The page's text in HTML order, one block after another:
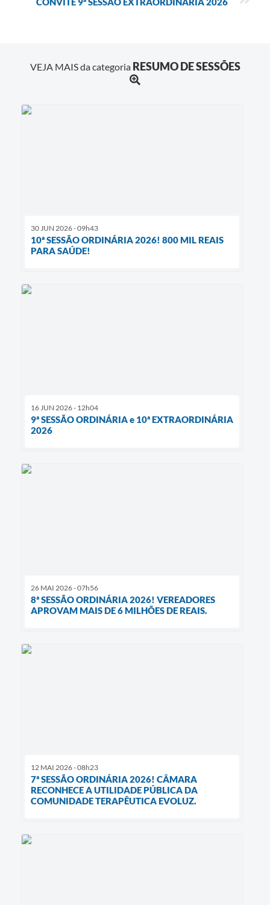
VEJA MAIS da categoria RESUMO DE SESSÕES
30 JUN 2026 - 09h43
10ª SESSÃO ORDINÁRIA 2026! 800 MIL REAIS
PARA SAÚDE!
16 JUN 2026 - 12h04
9ª SESSÃO ORDINÁRIA e 10ª EXTRAORDINÁRIA
2026
26 MAI 2026 - 07h56
8ª SESSÃO ORDINÁRIA 2026! VEREADORES
APROVAM MAIS DE 6 MILHÕES DE REAIS.
12 MAI 2026 - 08h23
7ª SESSÃO ORDINÁRIA 2026! CÂMARA
RECONHECE A UTILIDADE PÚBLICA DA
COMUNIDADE TERAPÊUTICA EVOLUZ.